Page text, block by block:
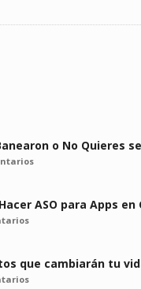
o No Quieres
ASO para Apps
que cambiarán tu